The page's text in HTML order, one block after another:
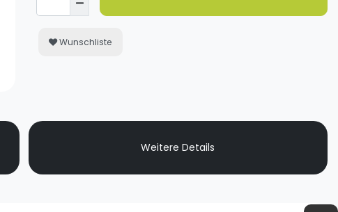
Wunschliste
Weitere Details